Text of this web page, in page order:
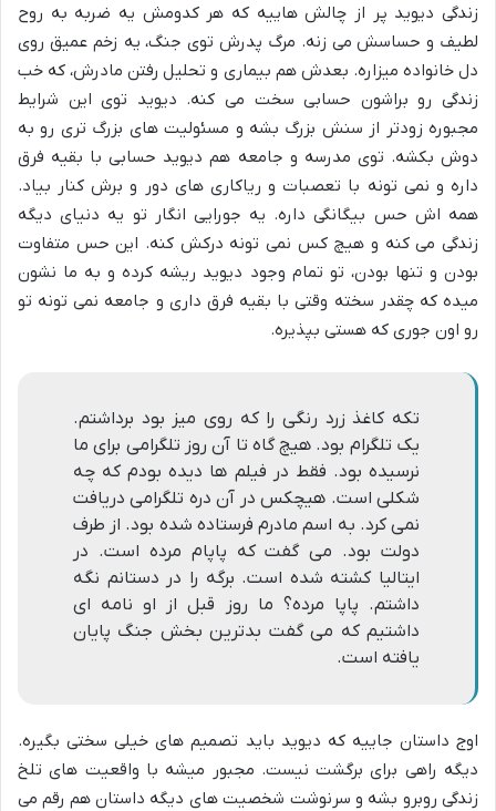
زندگی دیوید پر از چالش هاییه که هر کدومش یه ضربه به روح
لطیف و حساسش می زنه. مرگ پدرش توی جنگ، یه زخم عمیق روی
دل خانواده میزاره. بعدش هم بیماری و تحلیل رفتن مادرش، که خب
زندگی رو براشون حسابی سخت می کنه. دیوید توی این شرایط
مجبوره زودتر از سنش بزرگ بشه و مسئولیت های بزرگ تری رو به
دوش بکشه. توی مدرسه و جامعه هم دیوید حسابی با بقیه فرق
داره و نمی تونه با تعصبات و ریاکاری های دور و برش کنار بیاد.
همه اش حس بیگانگی داره. یه جورایی انگار تو یه دنیای دیگه
زندگی می کنه و هیچ کس نمی تونه درکش کنه. این حس متفاوت
بودن و تنها بودن، تو تمام وجود دیوید ریشه کرده و به ما نشون
میده که چقدر سخته وقتی با بقیه فرق داری و جامعه نمی تونه تو
رو اون جوری که هستی بپذیره.
تکه کاغذ زرد رنگى را که روى میز بود برداشتم.
یک تلگرام بود. هیچ گاه تا آن روز تلگرامى براى ما
نرسیده بود. فقط در فیلم ها دیده بودم که چه
شکلى است. هیچکس در آن دره تلگرامى دریافت
نمى کرد. به اسم مادرم فرستاده شده بود. از طرف
دولت بود. مى گفت که پاپام مرده است. در
ایتالیا کشته شده است. برگه را در دستانم نگه
داشتم. پاپا مرده؟ ما روز قبل از او نامه اى
داشتیم که مى گفت بدترین بخش جنگ پایان
یافته است.
اوج داستان جاییه که دیوید باید تصمیم های خیلی سختی بگیره.
دیگه راهی برای برگشت نیست. مجبور میشه با واقعیت های تلخ
زندگی روبرو بشه و سرنوشت شخصیت های دیگه داستان هم رقم می